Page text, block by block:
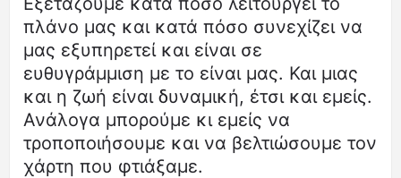
πλάνο μας και κατά πόσο συνεχίζει να
μας εξυπηρετεί και είναι σε
ευθυγράμμιση με το είναι μας. Και μιας
και η ζωή είναι δυναμική, έτσι και εμείς.
Ανάλογα μπορούμε κι εμείς να
τροποποιήσουμε και να βελτιώσουμε τον
χάρτη που φτιάξαμε.